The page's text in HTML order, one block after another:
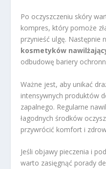
Po oczyszczeniu skóry
kompres, który pomoże
przynieść ulgę. Następnie
kosmetyków
odbudowę bariery
Ważne jest, aby unikać
intensywnych produktów
zapalnego. Regularne
łagodnych środków
przywrócić komfort i
Jeśli objawy pieczenia i
warto zasięgnąć porady